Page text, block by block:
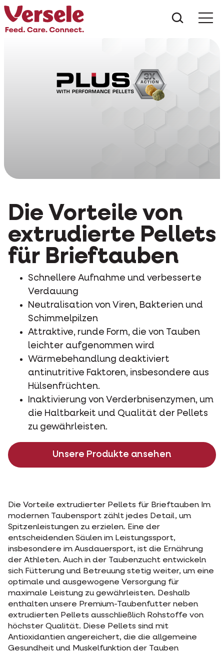
Die Vorteile von
extrudierte Pellets
für Brieftauben
Schnellere Aufnahme und verbesserte
Verdauung
Neutralisation von Viren, Bakterien und
Schimmelpilzen
Attraktive, runde Form, die von Tauben
leichter aufgenommen wird
Wärmebehandlung deaktiviert
antinutritive Faktoren, insbesondere aus
Hülsenfrüchten.
Inaktivierung von Verderbnisenzymen, um
die Haltbarkeit und Qualität der Pellets
zu gewährleisten.
Unsere Produkte ansehen
Die Vorteile extrudierter Pellets für Brieftauben Im
modernen Taubensport zählt jedes Detail, um
Spitzenleistungen zu erzielen. Eine der
entscheidenden Säulen im Leistungssport,
insbesondere im Ausdauersport, ist die Ernährung
der Athleten. Auch in der Taubenzucht entwickeln
sich Fütterung und Betreuung stetig weiter, um eine
optimale und ausgewogene Versorgung für
maximale Leistung zu gewährleisten. Deshalb
enthalten unsere Premium-Taubenfutter neben
extrudierten Pellets ausschließlich Rohstoffe von
höchster Qualität. Diese Pellets sind mit
Antioxidantien angereichert, die die allgemeine
Gesundheit und Muskelfunktion der Tauben